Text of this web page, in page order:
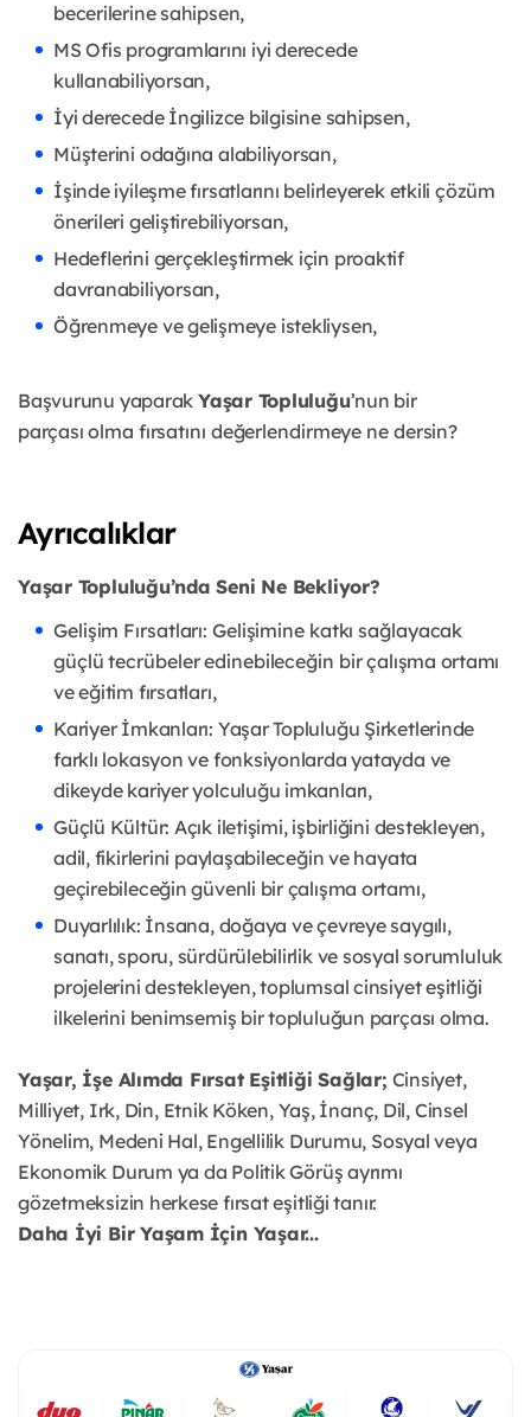
becerilerine sahipsen,
MS Ofis programlarını iyi derecede
kullanabiliyorsan,
İyi derecede İngilizce bilgisine sahipsen,
Müşterini odağına alabiliyorsan,
İşinde iyileşme fırsatlarını belirleyerek etkili çözüm
önerileri geliştirebiliyorsan,
Hedeflerini gerçekleştirmek için proaktif
davranabiliyorsan,
Öğrenmeye ve gelişmeye istekliysen,
Başvurunu yaparak Yaşar Topluluğu’nun bir
parçasıolma fırsatını değerlendirmeye ne dersin?
Ayrıcalıklar
Yaşar Topluluğu’nda Seni Ne Bekliyor?
Gelişim Fırsatları: Gelişimine katkı sağlayacak
güçlü tecrübeler edinebileceğin birçalışma ortamı
ve eğitim fırsatları,
Kariyer İmkanları: Yaşar Topluluğu Şirketlerinde
farklı lokasyon ve fonksiyonlarda yatayda ve
dikeyde kariyer yolculuğu imkanları,
Güçlü Kültür: Açık iletişimi, işbirliğini destekleyen,
adil, fikirlerini paylaşabileceğin ve hayata
geçirebileceğin güvenli bir çalışma ortamı,
Duyarlılık: İnsana, doğaya ve çevreye saygılı,
sanatı, sporu, sürdürülebilirlik ve sosyal sorumluluk
projelerini destekleyen, toplumsal cinsiyet eşitliği
ilkelerini benimsemiş bir topluluğun parçası olma.
Yaşar, İşe Alımda Fırsat Eşitliği Sağlar; Cinsiyet,
Milliyet, Irk, Din, Etnik Köken, Yaş, İnanç, Dil, Cinsel
Yönelim, Medeni Hal, Engellilik Durumu, Sosyal veya
Ekonomik Durum ya da Politik Görüş ayrımı
gözetmeksizin herkese fırsat eşitliği tanır.
Daha İyi Bir Yaşam İçin Yaşar...